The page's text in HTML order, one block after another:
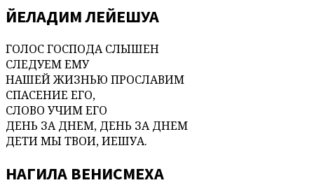
ЙЕЛАДИМ ЛЕЙЕШУА
ГОЛОС ГОСПОДА СЛЫШЕН
СЛЕДУЕМ ЕМУ
НАШЕЙ ЖИЗНЬЮ ПРОСЛАВИМ
СПАСЕНИЕ ЕГО,
СЛОВО УЧИМ ЕГО
ДЕНЬ ЗА ДНЕМ, ДЕНЬ ЗА ДНЕМ
ДЕТИ МЫ ТВОИ, ИЕШУА.
НАГИЛА ВЕНИСМЕХА